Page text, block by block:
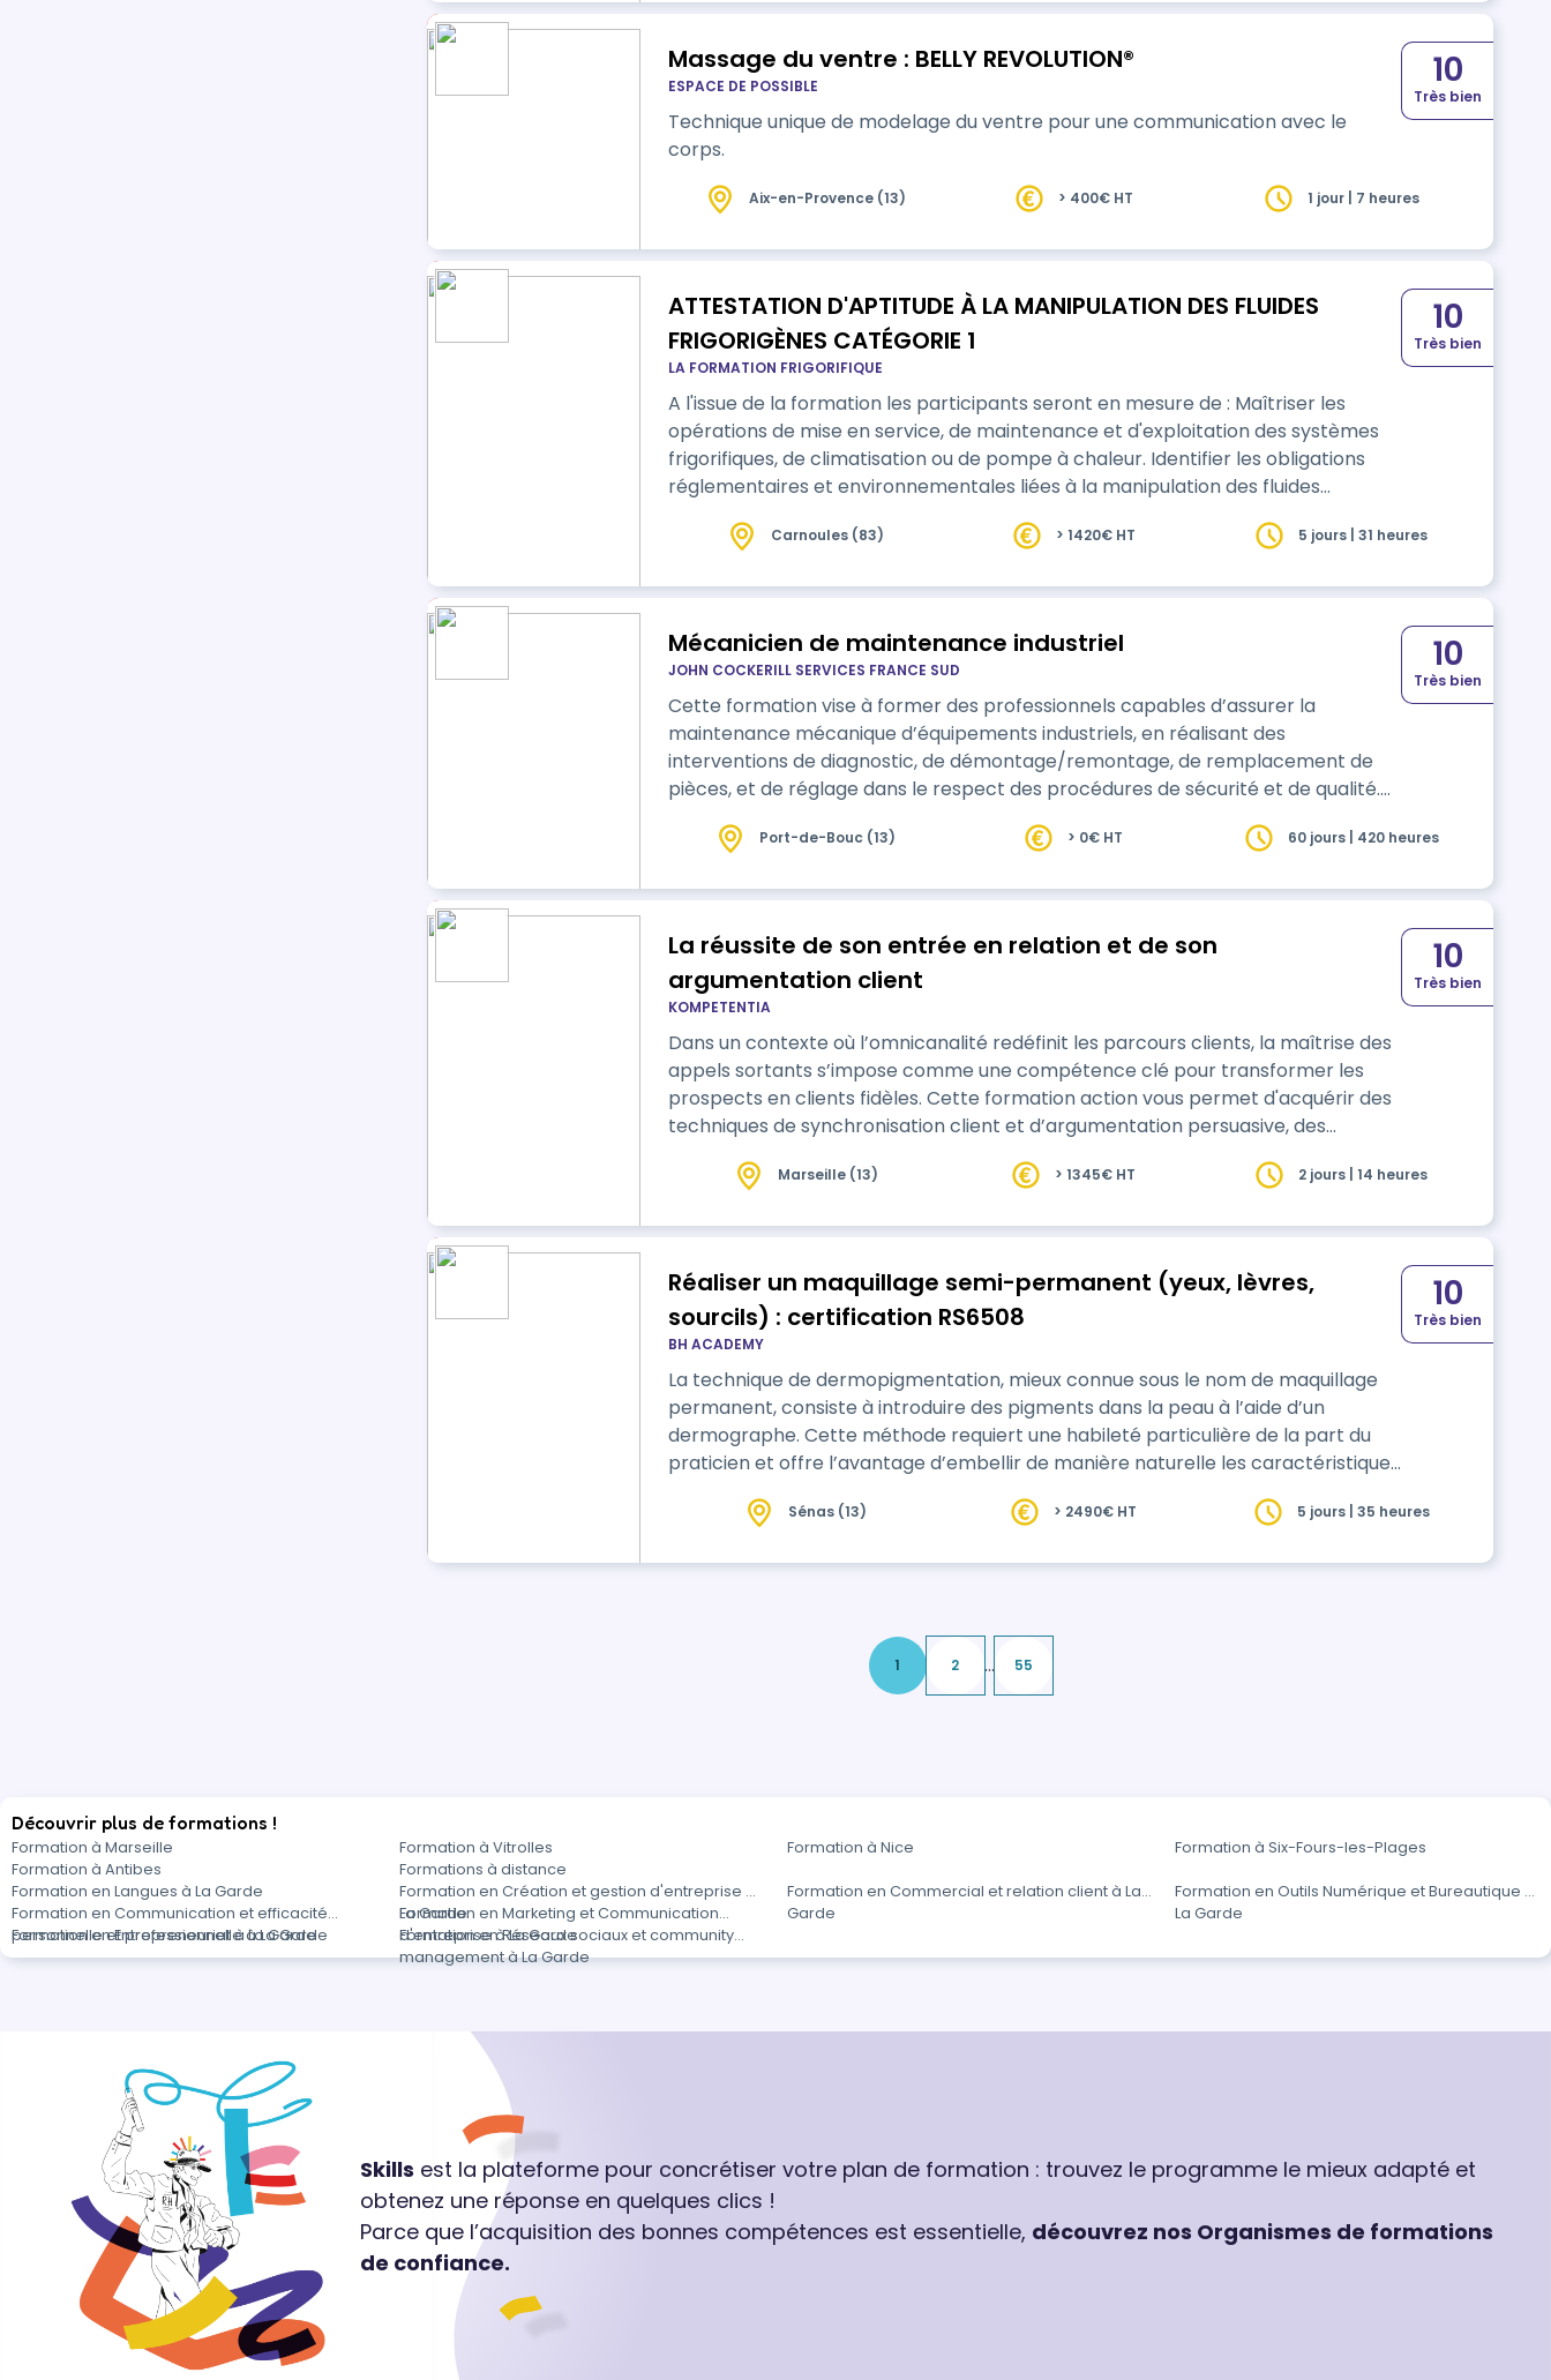
Massage du ventre : BELLY REVOLUTION®
ESPACE DE POSSIBLE
Technique unique de modelage du ventre pour une communication avec le
corps.
10
Très bien
Aix-en-Provence (13) > 400€ HT 1 jour | 7 heures
ATTESTATION D'APTITUDE À LA MANIPULATION DES FLUIDES
FRIGORIGÈNES CATÉGORIE 1
LA FORMATION FRIGORIFIQUE
A l'issue de la formation les participants seront en mesure de : Maîtriser les
opérations de mise en service, de maintenance et d'exploitation des systèmes
frigorifiques, de climatisation ou de pompe à chaleur. Identifier les obligations
réglementaires et environnementales liées à la manipulation des fluides
de bonnes pratiques et de sécurité. Effectuer des contrôles d'étanchéité,
10
Très bien
Carnoules (83) > 1420€ HT 5 jours | 31 heures
Mécanicien de maintenance industriel
JOHN COCKERILL SERVICES FRANCE SUD
Cette formation vise à former des professionnels capables d’assurer la
maintenance mécanique d’équipements industriels, en réalisant des
interventions de diagnostic, de démontage/remontage, de remplacement de
pièces, et de réglage dans le respect des procédures de sécurité et de qualité.
maintenance, que ce soit dans l’industrie, les services techniques ou la sous-
10
Très bien
Port-de-Bouc (13) > 0€ HT 60 jours | 420 heures
La réussite de son entrée en relation et de son
argumentation client
KOMPETENTIA
Dans un contexte où l’omnicanalité redéfinit les parcours clients, la maîtrise des
appels sortants s’impose comme une compétence clé pour transformer les
prospects en clients fidèles. Cette formation action vous permet d'acquérir des
techniques de synchronisation client et d’argumentation persuasive, des
échange. En développant vos capacités de prise de contact prospect et de
10
Très bien
Marseille (13) > 1345€ HT 2 jours | 14 heures
Réaliser un maquillage semi-permanent (yeux, lèvres,
sourcils) : certification RS6508
BH ACADEMY
La technique de dermopigmentation, mieux connue sous le nom de maquillage
permanent, consiste à introduire des pigments dans la peau à l’aide d’un
dermographe. Cette méthode requiert une habileté particulière de la part du
praticien et offre l’avantage d’embellir de manière naturelle les caractéristiques
généralement de 2 à 3 ans. C’est une solution efficace pour corriger des sourcils
10
Très bien
Sénas (13) > 2490€ HT 5 jours | 35 heures
1 2 ... 55
Découvrir plus de formations !
Formation à Marseille Formation à Vitrolles Formation à Nice
Formation à Six-Fours-les-Plages
Formation à Antibes
Formations à distance
Formation en Langues à La Garde
Formation en Création et gestion d'entreprise à
La Garde
Formation en Commercial et relation client à La
Garde
Formation en Outils Numérique et Bureautique à
La Garde
Formation en Communication et efficacité
personnelle et professionnelle à La Garde
Formation en Marketing et Communication
d'entreprise à La Garde
Formation en Entrepreneuriat à La Garde
Formation en Réseaux sociaux et community
management à La Garde
Skills est la plateforme pour concrétiser votre plan de formation : trouvez le programme le mieux adapté et
obtenez une réponse en quelques clics !
Parce que l’acquisition des bonnes compétences est essentielle, découvrez nos Organismes de formations
de confiance.